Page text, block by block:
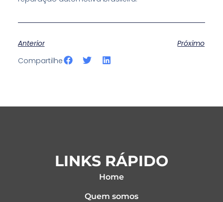
Anterior
Próximo
Compartilhe
S
h
a
a
S
h
a
LINKS RÁPIDO
Home
Quem somos